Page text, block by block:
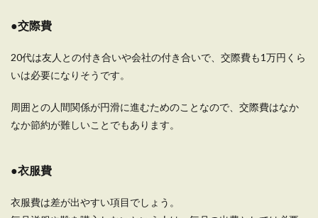
法。節約のための簡単テク
毎月必要な水道光熱費を少しでも節約したい、そ
●交際費
20代は友人との付き合いや会社の付き合いで、交際費も1万円くら
いは必要になりそうです。
周囲との人間関係が円滑に進むためのことなので、交際費はなか
なか節約が難しいことでもあります。
●衣服費
衣服費は差が出やすい項目でしょう。